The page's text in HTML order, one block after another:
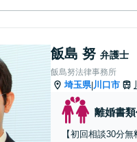
飯島 努 弁護士
飯島努法律事務所
埼玉県|川口市
離婚書
【初回相談30分